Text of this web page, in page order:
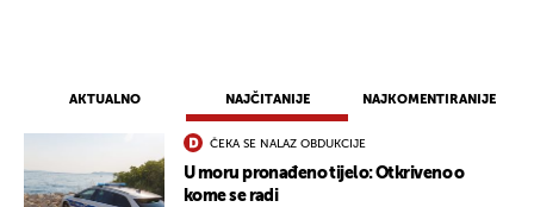
AKTUALNO NAJČITANIJE NAJKOMENTIRANIJE
ČEKA SE NALAZ OBDUKCIJE
U moru pronađeno tijelo: Otkriveno o
kome se radi